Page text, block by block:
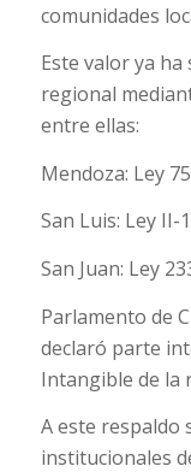
comunidades
Este valor ya
regional
entre ellas:
Mendoza: Ley
San Luis: Ley II-
San Juan: Ley
Parlamento de
declaró parte
Intangible de la
A este respaldo
institucionales